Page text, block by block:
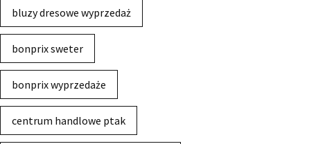
bluzy dresowe wyprzedaż
bonprix sweter
bonprix wyprzedaże
centrum handlowe ptak